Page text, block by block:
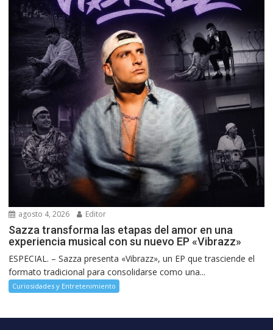
agosto 4, 2026 Editor
Sazza transforma las etapas del amor en una
experiencia musical con su nuevo EP «Vibrazz»
ESPECIAL. – Sazza presenta «Vibrazz», un EP que trasciende el
formato tradicional para consolidarse como una...
Curiosidades y Entretenimiento